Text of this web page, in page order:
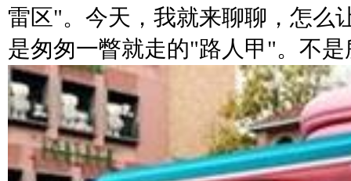
雷区"。今天，我就来聊聊，怎么
是匆匆一瞥就走的"路人甲"。不